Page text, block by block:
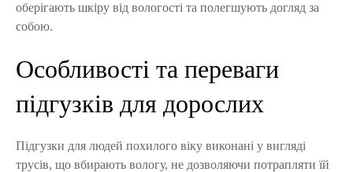
оберігають шкіру від вологості та полегшують догляд за
собою.
Особливості та переваги
підгузків для дорослих
Підгузки для людей похилого віку виконані у вигляді
трусів, що вбирають вологу, не дозволяючи потрапляти їй